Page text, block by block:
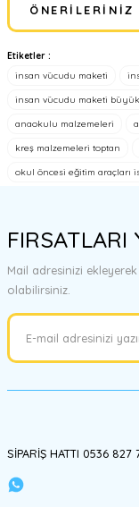
ÖNERILERINIZ
Bu ürünün fiyat bilgisi,
konularda yetersiz
tarafımıza iletebilirsiniz.
Ürün fiyatı diğer
Etiketler :
insan vücudu maketi
insan vücudu maketi büyük
anaokulu malzemeleri
kreş malzemeleri toptan
okul öncesi eğitim araçları
FIRSATLARI
Mail adresinizi
olabilirsiniz.
SİPARİŞ HATTI 0536 827